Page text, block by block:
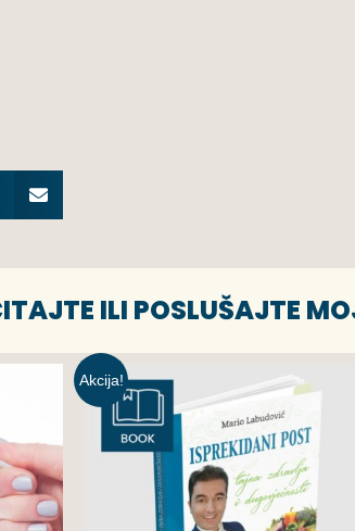
ILI POSLUŠAJTE
Akcija!